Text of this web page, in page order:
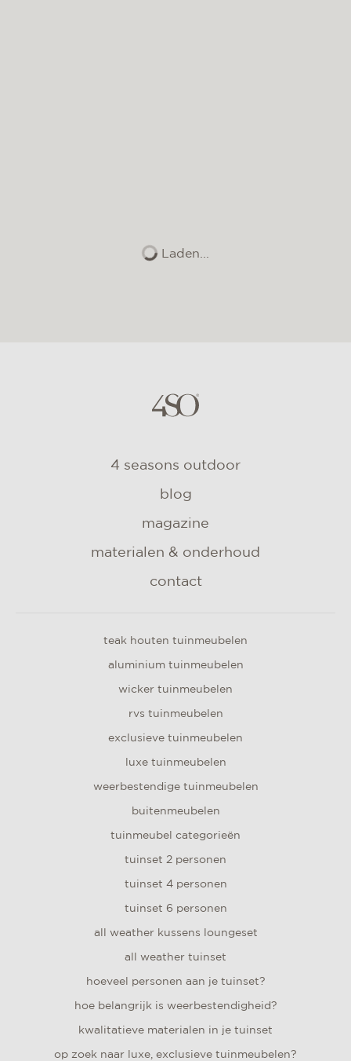
Laden...
4 seasons outdoor
blog
magazine
materialen & onderhoud
contact
teak houten tuinmeubelen
aluminium tuinmeubelen
wicker tuinmeubelen
rvs tuinmeubelen
exclusieve tuinmeubelen
luxe tuinmeubelen
weerbestendige tuinmeubelen
buitenmeubelen
tuinmeubel categorieën
tuinset 2 personen
tuinset 4 personen
tuinset 6 personen
all weather kussens loungeset
all weather tuinset
hoeveel personen aan je tuinset?
hoe belangrijk is weerbestendigheid?
kwalitatieve materialen in je tuinset
op zoek naar luxe, exclusieve tuinmeubelen?